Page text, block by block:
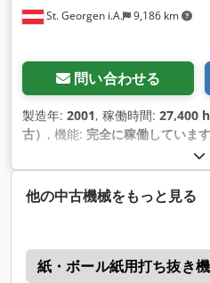
St. Georgen i.A. 9,186 km
問い合わせる
製造年: 2001, 稼働時間: 27,400 h
古） , 機能: 完全に稼働しています
他の中古機械をもっと見る
紙・ボール紙用打ち抜き機